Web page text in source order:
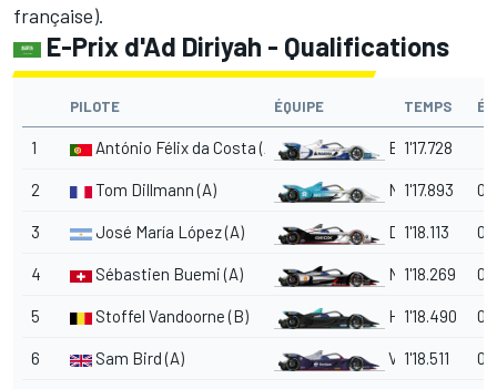
française).
E-Prix d'Ad Diriyah - Qualifications
PILOTE ÉQUIPE TEMPS
1 António Félix da Costa (A) BMW i Andretti
1'17.728
2 Tom Dillmann (A) NIO1'17.893
3 José María López (A) Dragon
1'18.113
4 Sébastien Buemi (A) Nissan e.dams
1'18.269
5 Stoffel Vandoorne (B) HWA1'18.490
6 Sam Bird (A) Virgin
1'18.511